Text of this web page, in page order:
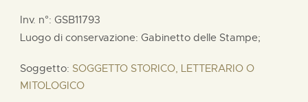
Inv. n°: GSB11793
Luogo di conservazione: Gabinetto delle Stampe;
Soggetto: SOGGETTO STORICO, LETTERARIO O
MITOLOGICO